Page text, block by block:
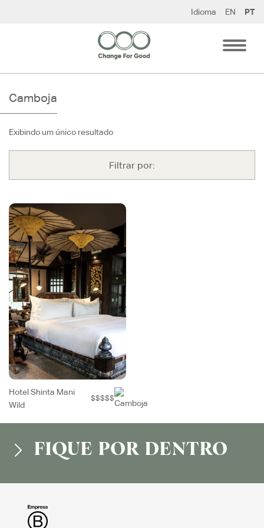
Idioma EN PT
Camboja
Exibindo um único resultado
Filtrar por:
Hotel Shinta Mani
Wild
$$$$$
FIQUE POR DENTRO